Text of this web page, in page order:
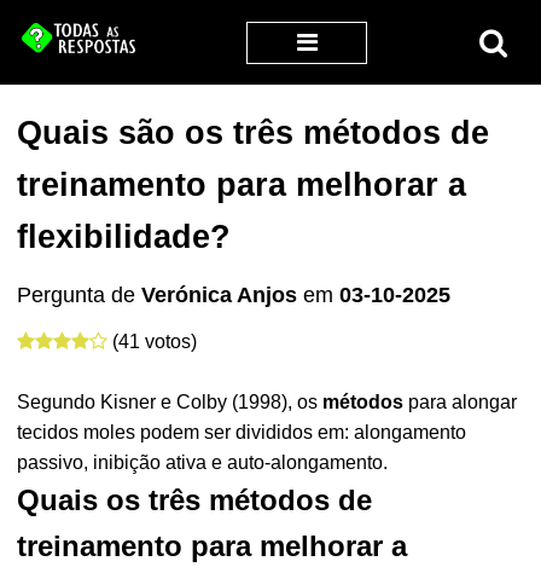
Quais são os três métodos de
treinamento para melhorar a
flexibilidade?
Pergunta deVerónica Anjos em03-10-2025
(41 votos)
Segundo Kisner e Colby (1998), os métodos para alongar
tecidos moles podem ser divididos em: alongamento
passivo, inibição ativa e auto-alongamento.
Quais os três métodos de
treinamento para melhorar a